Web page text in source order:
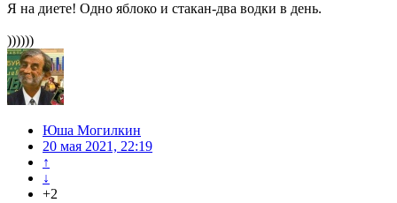
Я на диете! Одно яблоко и стакан-два водки в день.
))))))
Юша Могилкин
20 мая 2021, 22:19
↑
↓
+2